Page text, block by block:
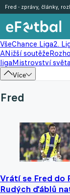
VšeChance Liga2.
ANižší soutěže
ligaMistrovství světa
Více
Fred - zprávy, články,
Fred
Vrátí se Fred do
Rudých ďáblů